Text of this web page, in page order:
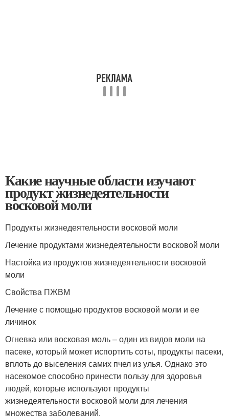
Какие научные области изучают
продукт жизнедеятельности
восковой моли
Продукты жизнедеятельности восковой моли
Лечение продуктами жизнедеятельности восковой моли
Настойка из продуктов жизнедеятельности восковой
моли
Свойства ПЖВМ
Лечение с помощью продуктов восковой моли и ее
личинок
Огневка или восковая моль – один из видов моли на
пасеке, который может испортить соты, продукты пасеки,
вплоть до выселения самих пчел из улья. Однако это
насекомое способно принести пользу для здоровья
людей, которые используют продукты
жизнедеятельности восковой моли для лечения
множества заболеваний.